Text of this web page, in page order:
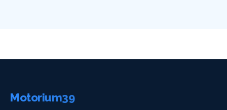
Motorium39